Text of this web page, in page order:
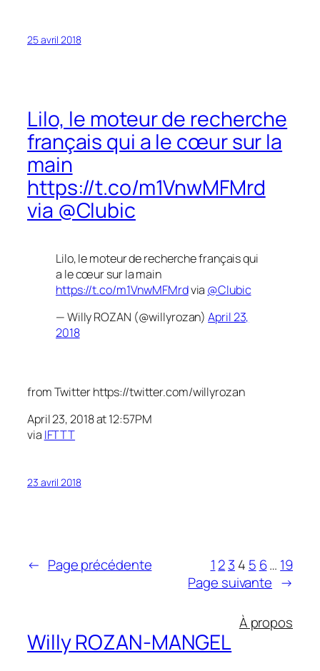
25 avril 2018
Lilo, le moteur de recherche
français qui a le cœur sur la
main
https://t.co/m1VnwMFMrd
via @Clubic
Lilo, le moteur de recherche français qui
a le cœur sur la main
https://t.co/m1VnwMFMrdvia @Clubic
— Willy ROZAN (@willyrozan)April 23,
2018
from Twitter https://twitter.com/willyrozan
April 23, 2018 at 12:57PM
via IFTTT
23 avril 2018
← Page précédente 1 23 4 5 6… 19
Page suivante →
Willy ROZAN-MANGEL
À propos